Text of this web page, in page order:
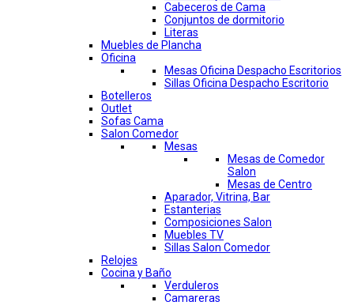
Cabeceros de Cama
Conjuntos de dormitorio
Literas
Muebles de Plancha
Oficina
Mesas Oficina Despacho Escritorios
Sillas Oficina Despacho Escritorio
Botelleros
Outlet
Sofas Cama
Salon Comedor
Mesas
Mesas de Comedor
Salon
Mesas de Centro
Aparador, Vitrina, Bar
Estanterias
Composiciones Salon
Muebles TV
Sillas Salon Comedor
Relojes
Cocina y Baño
Verduleros
Camareras